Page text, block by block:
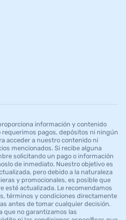
información y contenido
requerimos pagos, depósitos ni ningún
acceder a nuestro contenido ni
mencionados. Si recibe alguna
solicitando un pago o información
de inmediato. Nuestro objetivo es
pero debido a la naturaleza
y promocionales, es posible que
esté actualizada. Le recomendamos
términos y condiciones directamente
antes de tomar cualquier decisión.
que no garantizamos las